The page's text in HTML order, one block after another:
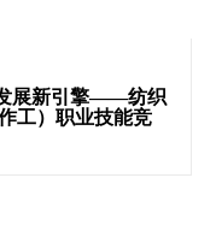
展新引擎——纺织
工）职业技能竞